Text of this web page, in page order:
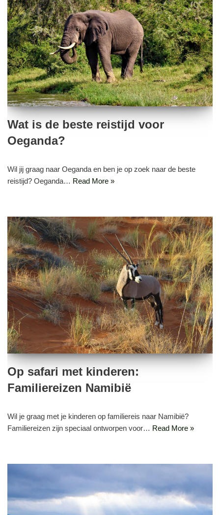
Wat is de beste reistijd voor
Oeganda?
Wil jij graag naar Oeganda en ben je op zoek naar de beste
reistijd? Oeganda… Read More »
Op safari met kinderen:
Familiereizen Namibië
Wil je graag met je kinderen op familiereis naar Namibië?
Familiereizen zijn speciaal ontworpen voor… Read More »